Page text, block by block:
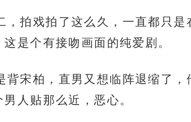
，拍戏拍了这么久，一直都只
是个有接吻画面的纯爱剧。
背宋柏，直男又想临阵退缩了
人贴那么近，恶心。